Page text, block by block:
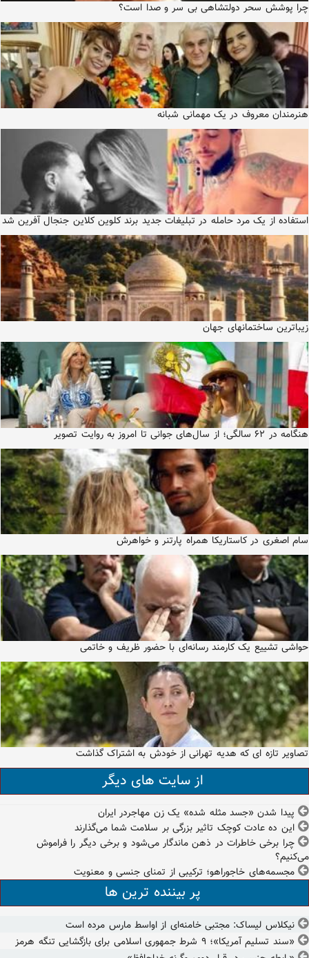
چرا پوشش سحر دولتشاهی بی سر و صدا است؟
هنرمندان معروف در یک مهمانی شبانه
استفاده از یک مرد حامله در تبلیغات جدید برند کلوین کلاین جنجال آفرین شد
زیباترین ساختمانهای جهان
هنگامه در ۶۲ سالگی؛ از سال‌های جوانی تا امروز به روایت تصویر
سام اصغری در کاستاریکا همراه پارتنر و خواهرش
حواشی تشییع یک کارمند رسانه‌ای با حضور ظریف و خاتمی
تصاویر تازه ای که هدیه تهرانی از خودش به اشتراک گذاشت
از سایت های دیگر
پیدا شدن «جسد مثله شده» یک زن مهاجردر ایران
این ده عادت کوچک تاثیر بزرگی بر سلامت شما می‌گذارند
چرا برخی خاطرات در ذهن ماندگار می‌شود و برخی دیگر را فراموش
می‌کنیم؟
مجسمه‌های خاجوراهو؛ ترکیبی از تمنای جنسی و معنویت
پر بیننده ترین ها
نیکلاس لیساک: مجتبی خامنه‌ای از اواسط مارس مرده است
«سند تسلیم آمریکا»؛ ۹ شرط جمهوری اسلامی برای بازگشایی تنگه هرمز